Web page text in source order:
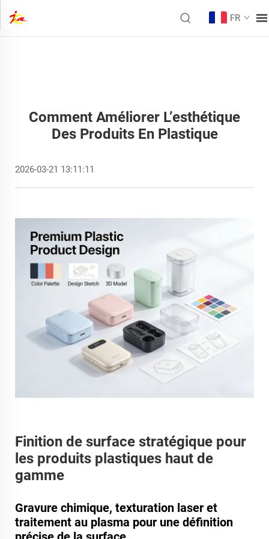
FR
Comment Améliorer L’esthétique
Des Produits En Plastique
2026-03-21 13:11:11
Finition de surface stratégique pour
les produits plastiques haut de
gamme
Gravure chimique, texturation laser et
traitement au plasma pour une définition